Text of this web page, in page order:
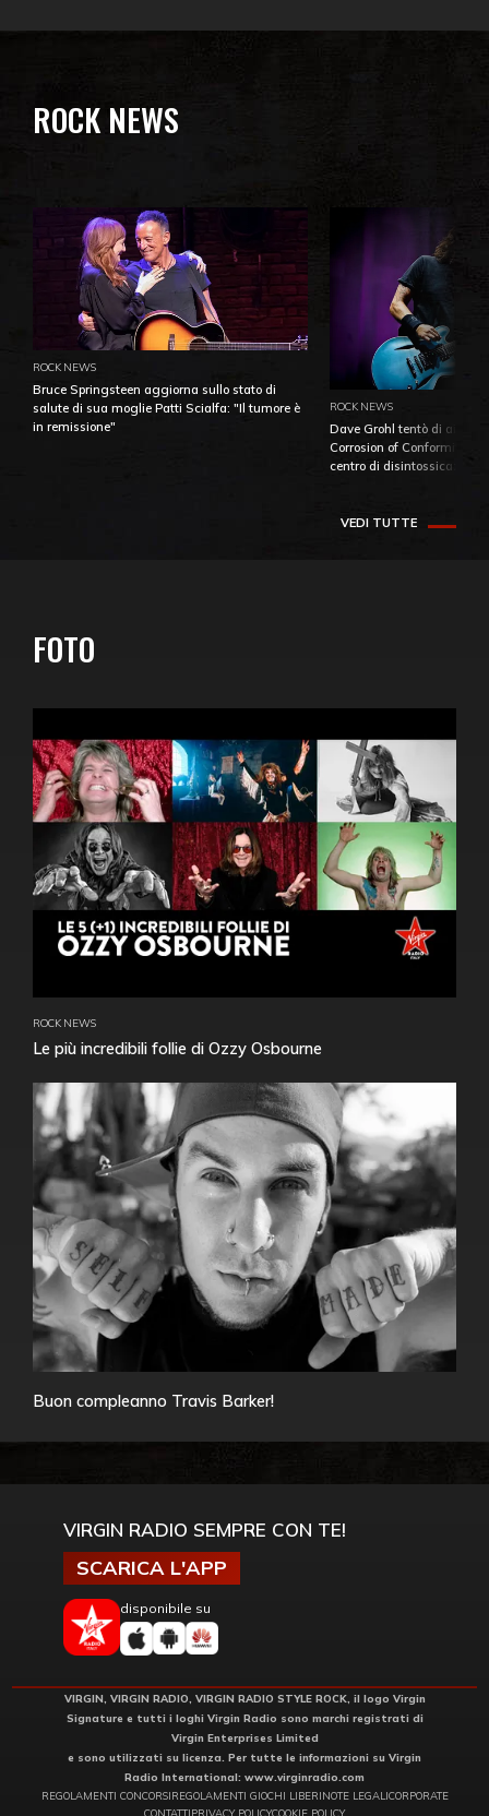
ROCK NEWS
ROCK NEWS
Bruce Springsteen aggiorna sullo stato di
salute di sua moglie Patti Scialfa: "Il tumore è
in remissione"
ROCK NEWS
Dave Grohl tentò di
Corrosion of Conformity
centro di
VEDI TUTTE
FOTO
ROCK NEWS
Le più incredibili follie di Ozzy Osbourne
Buon compleanno Travis Barker!
VIRGIN RADIO SEMPRE CON TE!
SCARICA L'APP
disponibile su
VIRGIN, VIRGIN RADIO, VIRGIN RADIO STYLE ROCK, il logo Virgin
Signature e tutti i loghi Virgin Radio sono marchi registrati di
Virgin Enterprises Limited
e sono utilizzati su licenza. Per tutte le informazioni su Virgin
Radio International: www.virginradio.com
REGOLAMENTI CONCORSIREGOLAMENTI GIOCHI LIBERINOTE LEGALICORPORATE
CONTATTIPRIVACY POLICYCOOKIE POLICY